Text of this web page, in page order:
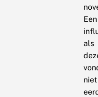
Een
als
niet